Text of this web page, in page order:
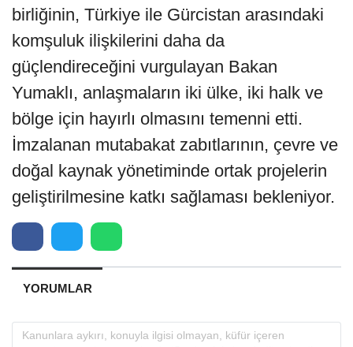
birliğinin, Türkiye ile Gürcistan arasındaki
komşuluk ilişkilerini daha da
güçlendireceğini vurgulayan Bakan
Yumaklı, anlaşmaların iki ülke, iki halk ve
bölge için hayırlı olmasını temenni etti.
İmzalanan mutabakat zabıtlarının, çevre ve
doğal kaynak yönetiminde ortak projelerin
geliştirilmesine katkı sağlaması bekleniyor.
YORUMLAR